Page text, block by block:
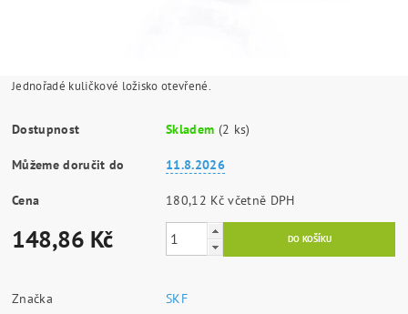
Jednořadé kuličkové ložisko otevřené.
Dostupnost Skladem (2 ks)
Můžeme doručit do 11.8.2026
Cena 180,12 Kč včetně DPH
148,86 Kč
Značka
SKF